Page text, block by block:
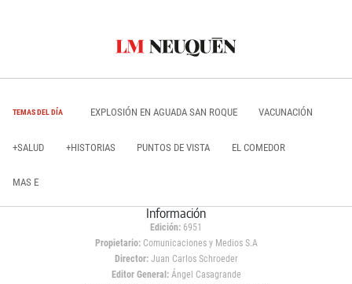
TEMAS DEL DÍA EXPLOSIÓN EN AGUADA SAN ROQUE VACUNACIÓN
+SALUD +HISTORIAS PUNTOS DE VISTA EL COMEDOR
MAS E
Información
Edición: 6951
Propietario:Comunicaciones y Medios S.A
Director: Juan Carlos Schroeder
Editor General:Ángel Casagrande